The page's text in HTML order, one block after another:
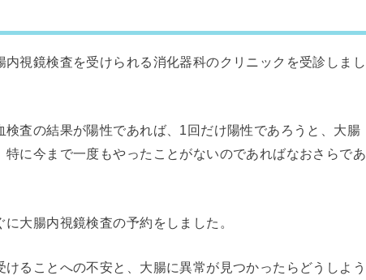
視鏡検査を受けられる消化器科のクリニックを受診しまし
査の結果が陽性であれば、1回だけ陽性であろうと、大腸
に今まで一度もやったことがないのであればなおさらであ
大腸内視鏡検査の予約をしました。
ることへの不安と、大腸に異常が見つかったらどうしよう